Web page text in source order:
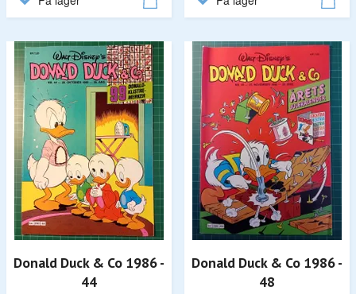
Donald Duck & Co 1986 -
44
Donald Duck & Co 1986 -
48